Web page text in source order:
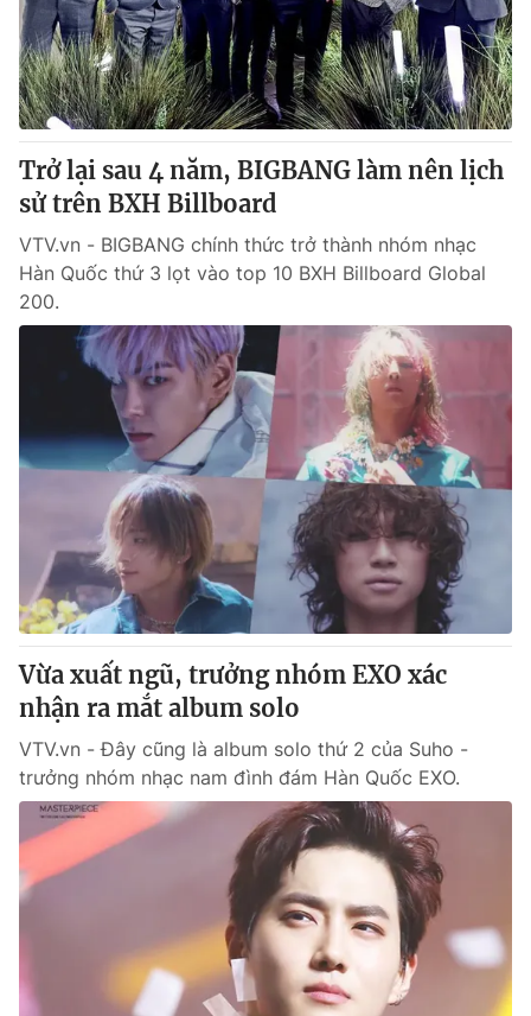
Trở lại sau 4 năm, BIGBANG làm nên lịch
sử trên BXH Billboard
VTV.vn - BIGBANG chính thức trở thành nhóm nhạc
Hàn Quốc thứ 3 lọt vào top 10 BXH Billboard Global
200.
Vừa xuất ngũ, trưởng nhóm EXO xác
nhận ra mắt album solo
VTV.vn - Đây cũng là album solo thứ 2 của Suho -
trưởng nhóm nhạc nam đình đám Hàn Quốc EXO.